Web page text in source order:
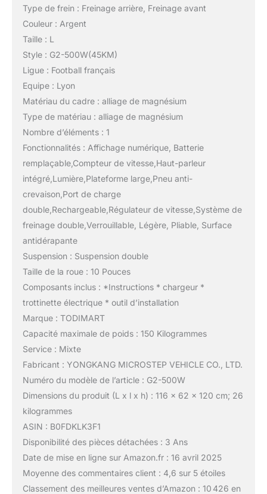
Type de frein : Freinage arrière, Freinage avant
Couleur : Argent
Taille : L
Style : G2-500W(45KM)
Ligue : Football français
Equipe : Lyon
Matériau du cadre : alliage de magnésium
Type de matériau : alliage de magnésium
Nombre d’éléments : 1
Fonctionnalités : Affichage numérique, Batterie
remplaçable,Compteur de vitesse,Haut-parleur
intégré,Lumière,Plateforme large,Pneu anti-
crevaison,Port de charge
double,Rechargeable,Régulateur de vitesse,Système de
freinage double,Verrouillable, Légère, Pliable, Surface
antidérapante
Suspension : Suspension double
Taille de la roue : 10 Pouces
Composants inclus : *Instructions * chargeur *
trottinette électrique * outil d’installation
Marque : TODIMART
Capacité maximale de poids : 150 Kilogrammes
Service : Mixte
Fabricant : YONGKANG MICROSTEP VEHICLE CO., LTD.
Numéro du modèle de l’article : G2-500W
Dimensions du produit (L x l x h) : 116 x 62 x 120 cm; 26
kilogrammes
ASIN : B0FDKLK3F1
Disponibilité des pièces détachées : 3 Ans
Date de mise en ligne sur Amazon.fr : 16 avril 2025
Moyenne des commentaires client : 4,6 sur 5 étoiles
Classement des meilleures ventes d’Amazon : 10 426 en